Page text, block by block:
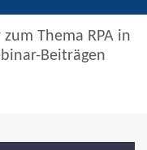
Thema RPA in
Beiträgen